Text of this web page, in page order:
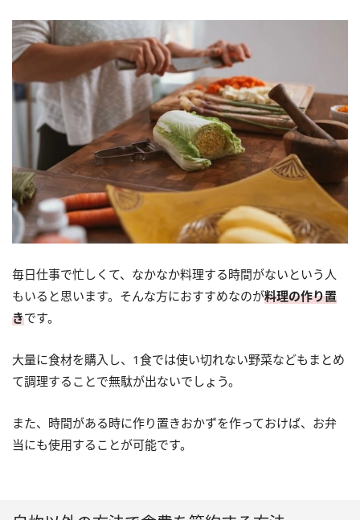
毎日仕事で忙しくて、なかなか料理する時間がないという人
もいると思います。そんな方におすすめなのが料理の作り置
きです。
大量に食材を購入し、1食では使い切れない野菜などもまとめ
て調理することで無駄が出ないでしょう。
また、時間がある時に作り置きおかずを作っておけば、お弁
当にも使用することが可能です。